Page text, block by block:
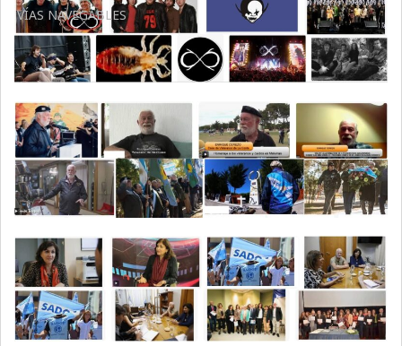
VÍAS NAVEGABLES